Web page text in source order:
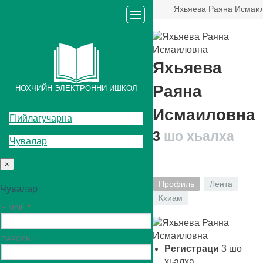
Яхьяева Раяна
НОХЧИЙН ЭЛЕКТРОННИ ИШКОЛ
ГIийлагучарна
Чувалар
×
Чувалар
E-MAIL
ПАРОЛЬ
Яхьяева
Раяна
Исмаиловна
3 шо хьалха
Профиль
Лента
Кхиам
Регистраци 3 шо